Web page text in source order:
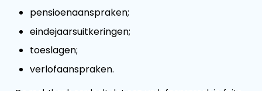
pensioenaanspraken;
eindejaarsuitkeringen;
toeslagen;
verlofaanspraken.